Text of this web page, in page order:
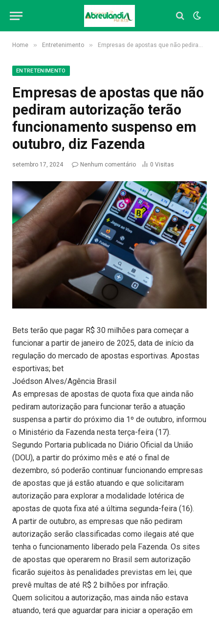
Home » Entretenimento » Empresas de apostas que não pediram autorização terão funcionamento suspenso em outubro, diz Fazenda
ENTRETENIMENTO
Empresas de apostas que não
pediram autorização terão
funcionamento suspenso em
outubro, diz Fazenda
setembro 17, 2024 Nenhum comentário 0 Visitas
Bets terão que pagar R$ 30 milhões para começar a
funcionar a partir de janeiro de 2025, data de início da
regulação do mercado de apostas esportivas. Apostas
esportivas; bet
Joédson Alves/Agência Brasil
As empresas de apostas de quota fixa que ainda não
pediram autorização para funcionar terão a atuação
suspensa a partir do próximo dia 1º de outubro, informou
o Ministério da Fazenda nesta terça-feira (17).
Segundo Portaria publicada no Diário Oficial da União
(DOU), a partir do próximo mês e até o final de
dezembro, só poderão continuar funcionando empresas
de apostas que já estão atuando e que solicitaram
autorização para explorar a modalidade lotérica de
apostas de quota fixa até a última segunda-feira (16).
A partir de outubro, as empresas que não pediram
autorização serão classificadas como ilegais até que
tenha o funcionamento liberado pela Fazenda. Os sites
de apostas que operarem no Brasil sem autorização
ficarão sujeitos às penalidades previstas em lei, que
prevê multas de até R$ 2 bilhões por infração.
Quem solicitou a autorização, mas ainda não estava
atuando, terá que aguardar para iniciar a operação em